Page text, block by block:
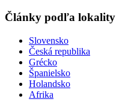
Články podľa lokality
Slovensko
Česká republika
Grécko
Španielsko
Holandsko
Afrika